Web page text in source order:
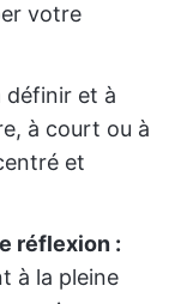
votre
définir et à
à court ou à
et
réflexion :
à la pleine